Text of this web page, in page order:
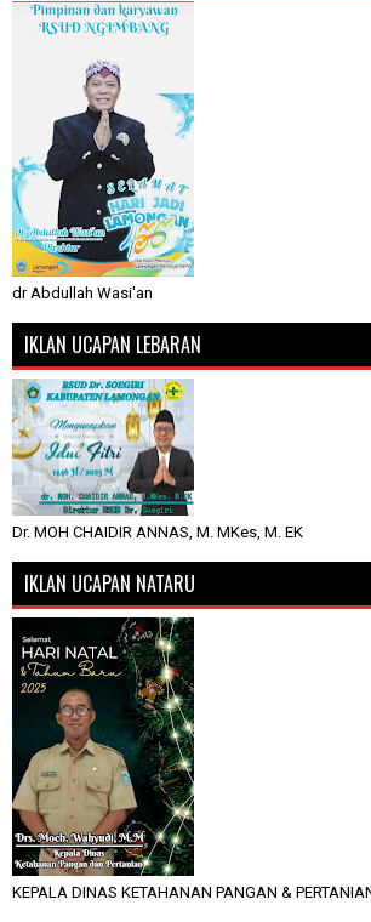
dr Abdullah Wasi'an
IKLAN UCAPAN LEBARAN
Dr. MOH CHAIDIR ANNAS, M. MKes, M. EK
IKLAN UCAPAN NATARU
KEPALA DINAS KETAHANAN PANGAN &